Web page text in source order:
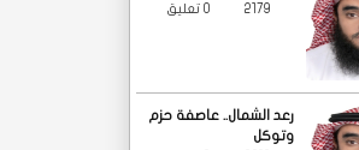
رعد الشمال.. عاصفة حزم
وتوكل